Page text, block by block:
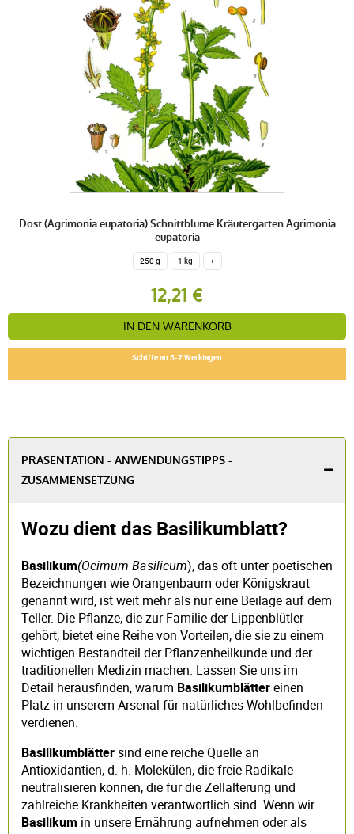
Dost (Agrimonia eupatoria) Schnittblume Kräutergarten Agrimonia
eupatoria
250 g 1 kg +
12,21 €
IN DEN WARENKORB
Schiffe an 5-7 Werktagen
PRÄSENTATION - ANWENDUNGSTIPPS -
ZUSAMMENSETZUNG
Wozu dient das Basilikumblatt?
Basilikum(Ocimum Basilicum), das oft unter poetischen
Bezeichnungen wie Orangenbaum oder Königskraut
genannt wird, ist weit mehr als nur eine Beilage auf dem
Teller. Die Pflanze, die zur Familie der Lippenblütler
gehört, bietet eine Reihe von Vorteilen, die sie zu einem
wichtigen Bestandteil der Pflanzenheilkunde und der
traditionellen Medizin machen. Lassen Sie uns im
Detail herausfinden, warum Basilikumblättereinen
Platz in unserem Arsenal für natürliches Wohlbefinden
verdienen.
Basilikumblättersind eine reiche Quelle an
Antioxidantien, d. h. Molekülen, die freie Radikale
neutralisieren können, die für die Zellalterung und
zahlreiche Krankheiten verantwortlich sind. Wenn wir
Basilikum in unsere Ernährung aufnehmen oder als